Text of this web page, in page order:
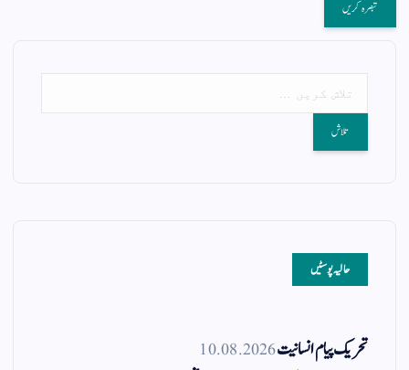
حالیہ پوسٹیں
تحریک پیام انسانیت10.08.2026